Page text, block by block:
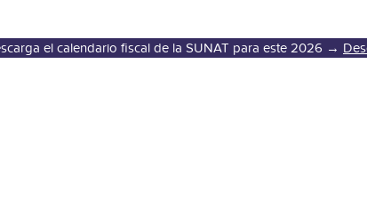
el calendario fiscal de la SUNAT para este 2026 →